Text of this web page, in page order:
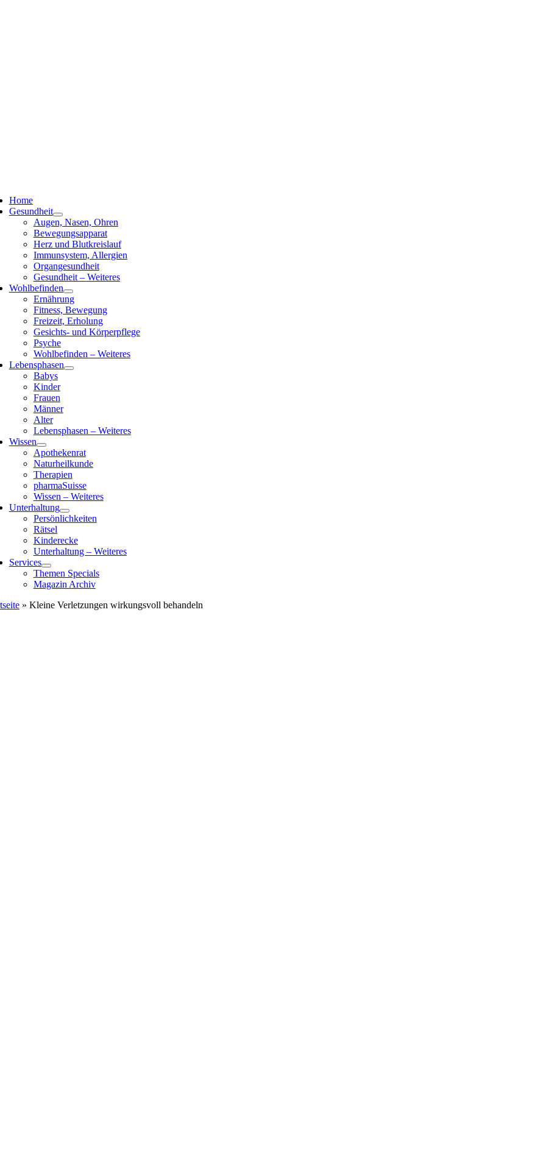
Home
Gesundheit
Augen, Nasen, Ohren
Bewegungsapparat
Herz und Blutkreislauf
Immunsystem, Allergien
Organgesundheit
Gesundheit – Weiteres
Wohlbefinden
Ernährung
Fitness, Bewegung
Freizeit, Erholung
Gesichts- und Körperpflege
Psyche
Wohlbefinden – Weiteres
Lebensphasen
Babys
Kinder
Frauen
Männer
Alter
Lebensphasen – Weiteres
Wissen
Apothekenrat
Naturheilkunde
Therapien
pharmaSuisse
Wissen – Weiteres
Unterhaltung
Persönlichkeiten
Rätsel
Kinderecke
Unterhaltung – Weiteres
Services
Themen Specials
Magazin Archiv
» Kleine Verletzungen wirkungsvoll behandeln